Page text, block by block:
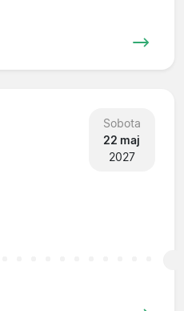
Sobota
22 maj
2027